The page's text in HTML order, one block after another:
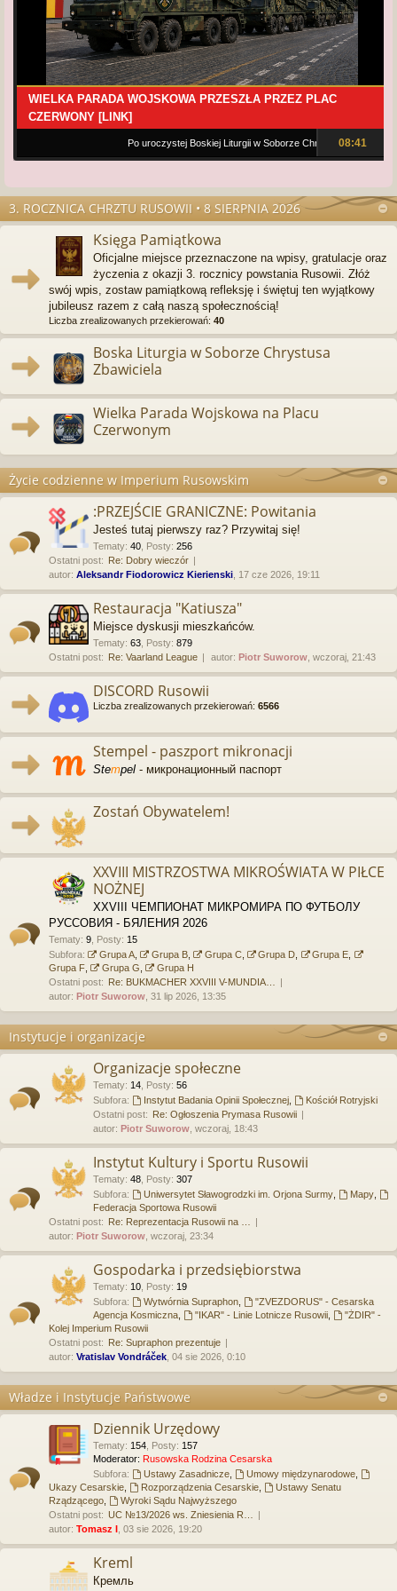
WIELKA PARADA WOJSKOWA PRZESZŁA PRZEZ PLAC
CZERWONY [LINK]
Po uroczystej Boskiej Liturgii w Soborze Chrystusa Zbawiciela
08:41
3. ROCZNICA CHRZTU RUSOWII • 8 SIERPNIA 2026
Księga Pamiątkowa
Oficjalne miejsce przeznaczone na wpisy, gratulacje oraz
życzenia z okazji 3. rocznicy powstania Rusowii. Złóż
swój wpis, zostaw pamiątkową refleksję i świętuj ten wyjątkowy
jubileusz razem z całą naszą społecznością!
Liczba zrealizowanych przekierowań: 40
Boska Liturgia w Soborze Chrystusa
Zbawiciela
Wielka Parada Wojskowa na Placu
Czerwonym
Życie codzienne w Imperium Rusowskim
:PRZEJŚCIE GRANICZNE: Powitania
Jesteś tutaj pierwszy raz? Przywitaj się!
Tematy: 40 Posty: 256
Ostatni post: Re: Dobry wieczór
autor: Aleksandr Fiodorowicz Kierienski , 17 cze 2026, 19:11
Restauracja "Katiusza"
Miejsce dyskusji mieszkańców.
Tematy: 63 Posty: 879
Ostatni post: Re: Vaarland League autor: Piotr Suworow , wczoraj, 21:43
DISCORD Rusowii
Liczba zrealizowanych przekierowań: 6566
Stempel - paszport mikronacji
Stempel - микронационный паспорт
Zostań Obywatelem!
XXVIII MISTRZOSTWA MIKROŚWIATA W PIŁCE
NOŻNEJ
XXVIII ЧЕМПИОНАТ МИКРОМИРА ПО ФУТБОЛУ
РУССОВИЯ - БЯЛЕНИЯ 2026
Tematy: 9 Posty: 15
Subfora:
Grupa A, Grupa B, Grupa C, Grupa D Grupa E
Grupa F
Grupa G
Grupa H
Ostatni post: Re: BUKMACHER XXVIII V-MUNDIA…
autor: Piotr Suworow , 31 lip 2026, 13:35
Instytucje i organizacje
Organizacje społeczne
Tematy: 14 Posty: 56
Subfora:
Instytut Badania Opinii Społecznej,
Kościół Rotryjski
Ostatni post: Re: Ogłoszenia Prymasa Rusowii
autor: Piotr Suworow , wczoraj, 18:43
Instytut Kultury i Sportu Rusowii
Tematy: 48 Posty: 307
Subfora:
Uniwersytet Sławogrodzki im. Orjona Surmy, Mapy,
Federacja Sportowa Rusowii
Ostatni post: Re: Reprezentacja Rusowii na …
autor: Piotr Suworow , wczoraj, 23:34
Gospodarka i przedsiębiorstwa
Tematy: 10 Posty: 19
Subfora:
Wytwórnia Supraphon,
"ZVEZDORUS" - Cesarska
Agencja Kosmiczna
"IKAR" - Linie Lotnicze Rusowii,
"ŻDIR" -
Kolej Imperium Rusowii
Ostatni post: Re: Supraphon prezentuje
autor: Vratislav Vondráček , 04 sie 2026, 0:10
Władze i Instytucje Państwowe
Dziennik Urzędowy
Tematy: 154 Posty: 157
Moderator: Rusowska Rodzina Cesarska
Subfora:
Ustawy Zasadnicze, Umowy międzynarodowe,
Ukazy Cesarskie
Rozporządzenia Cesarskie,
Ustawy Senatu
Rządzącego
Wyroki Sądu Najwyższego
Ostatni post: UC №13/2026 ws. Zniesienia R…
autor: Tomasz I , 03 sie 2026, 19:20
Kreml
Кремль